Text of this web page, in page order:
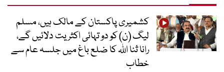
کشمیری پاکستان کے مالک ہیں، مسلم
لیگ (ن) کو دو تہائی اکثریت دلائیں گے،
رانا ثنا اللہ کا ضلع باغ میں جلسہ عام سے
خطاب